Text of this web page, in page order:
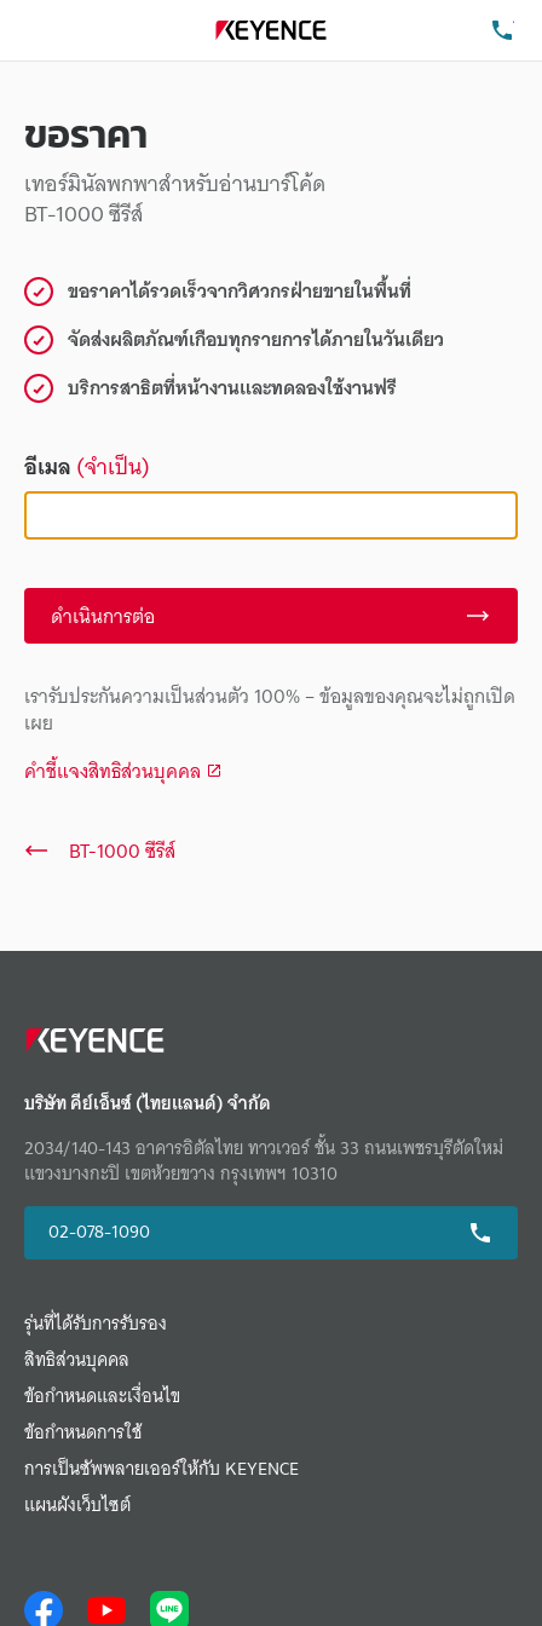
ขอราคา
เทอร์มินัลพกพาสำหรับอ่านบาร์โค้ด
BT-1000 ซีรีส์
ขอราคาได้รวดเร็วจากวิศวกรฝ่ายขายในพื้นที่
จัดส่งผลิตภัณฑ์เกือบทุกรายการได้ภายในวันเดียว
บริการสาธิตที่หน้างานและทดลองใช้งานฟรี
อีเมล(จำเป็น)
ดำเนินการต่อ
เรารับประกันความเป็นส่วนตัว 100% – ข้อมูลของคุณจะไม่ถูกเปิด
เผย
คำชี้แจงสิทธิส่วนบุคคล
BT-1000 ซีรีส์
บริษัท คีย์เอ็นซ์ (ไทยแลนด์) จำกัด
2034/140-143 อาคารอิตัลไทย ทาวเวอร์ ชั้น 33 ถนนเพชรบุรีตัดใหม่
แขวงบางกะปิ เขตห้วยขวาง กรุงเทพฯ 10310
02-078-1090
รุ่นที่ได้รับการรับรอง
สิทธิส่วนบุคคล
ข้อกำหนดและเงื่อนไข
ข้อกำหนดการใช้
การเป็นซัพพลายเออร์ให้กับ KEYENCE
แผนผังเว็บไซต์